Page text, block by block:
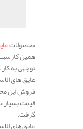
محصولات
همین
توجهی به
عایق های
فروش این
قیمت
گرفت.
عایق های